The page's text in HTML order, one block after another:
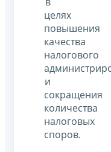
целях
повышения
качества
налогового
и
сокращения
количества
налоговых
споров.